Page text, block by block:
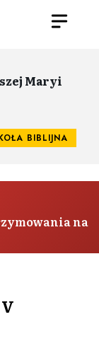
Maryi
BIBLIJNA
na